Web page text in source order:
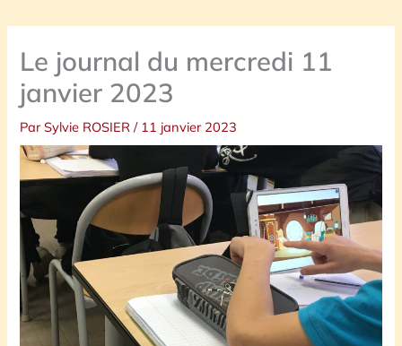
Le journal du mercredi 11
janvier 2023
ParSylvie ROSIER/ 11 janvier 2023